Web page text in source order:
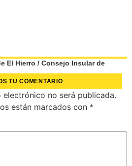
El Hierro / Consejo Insular de
TU COMENTARIO
no será publicada.
están marcados con *